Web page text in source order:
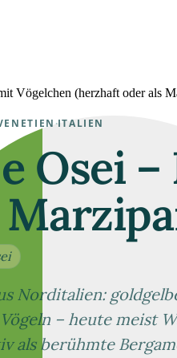
Vögelchen (herzhaft oder als
·ITALIEN
Osei
Norditalien:
– heute meist
als berühmte